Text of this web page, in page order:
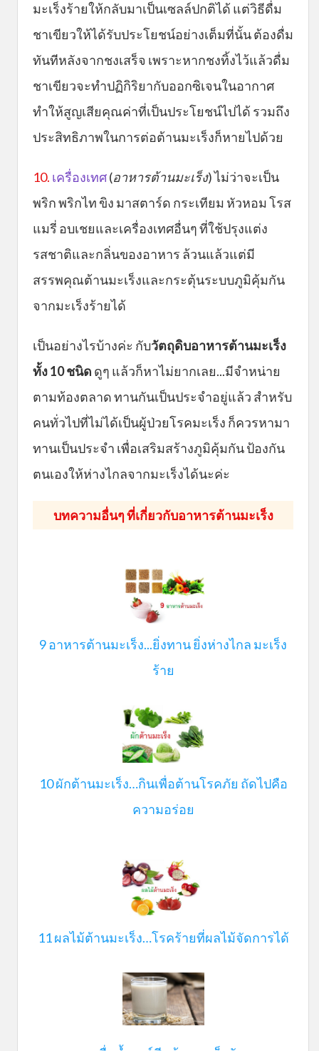
มะเร็งร้ายให้กลับมาเป็นเซลล์ปกติได้ แต่วิธีดื่ม
ชาเขียวให้ได้รับประโยชน์อย่างเต็มที่นั้น ต้องดื่ม
ทันทีหลังจากชงเสร็จ เพราะหากชงทิ้งไว้แล้วดื่ม
ชาเขียวจะทำปฏิกิริยากับออกซิเจนในอากาศ
ทำให้สูญเสียคุณค่าที่เป็นประโยชน์ไปได้ รวมถึง
ประสิทธิภาพในการต่อต้านมะเร็งก็หายไปด้วย
10. เครื่องเทศ(อาหารต้านมะเร็ง) ไม่ว่าจะเป็น
พริก พริกไท ขิง มาสตาร์ด กระเทียม หัวหอม โรส
แมรี่ อบเชยและเครื่องเทศอื่นๆ ที่ใช้ปรุงแต่ง
รสชาติและกลิ่นของอาหาร ล้วนแล้วแต่มี
สรรพคุณต้านมะเร็งและกระตุ้นระบบภูมิคุ้มกัน
จากมะเร็งร้ายได้
เป็นอย่างไรบ้างค่ะ กับวัตถุดิบอาหารต้านมะเร็ง
ทั้ง 10 ชนิด ดูๆ แล้วก็หาไม่ยากเลย...มีจำหน่าย
ตามท้องตลาด ทานกันเป็นประจำอยู่แล้ว สำหรับ
คนทั่วไปที่ไม่ได้เป็นผู้ป่วยโรคมะเร็ง ก็ควรหามา
ทานเป็นประจำ เพื่อเสริมสร้างภูมิคุ้มกัน ป้องกัน
ตนเองให้ห่างไกลจากมะเร็งได้นะค่ะ
บทความอื่นๆ ที่เกี่ยวกับอาหารต้านมะเร็ง
9 อาหารต้านมะเร็ ง ... ยิ่งทาน ยิ่งห่างไกล มะเร็ง
ร้าย
10 ผักต้านมะเร็ง…กินเพื่อต้านโรคภัย ถัดไปคือ
ความอร่อย
11 ผลไม้ต้านมะเร็ง…โรคร้ายที่ผลไม้จัดการได้